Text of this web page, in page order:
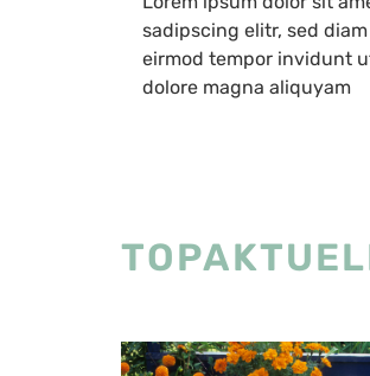
sadipscing elitr, sed
eirmod tempor invidunt
dolore magna aliquyam